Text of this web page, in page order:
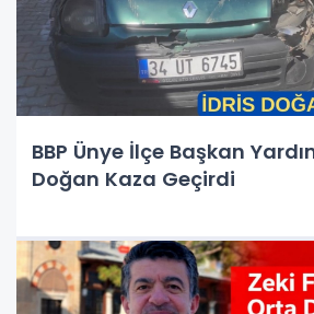
BBP Ünye İlçe Başkan
Doğan Kaza Geçirdi